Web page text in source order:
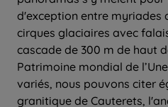
d'exception entre myriades
cirques glaciaires avec
cascade de 300 m de haut
Patrimoine mondial de
variés, nous pouvons citer
granitique de Cauterets,